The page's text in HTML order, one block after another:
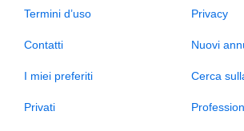
Termini d’uso Privacy
Contatti Nuovi
I miei preferiti Cerca
Privati